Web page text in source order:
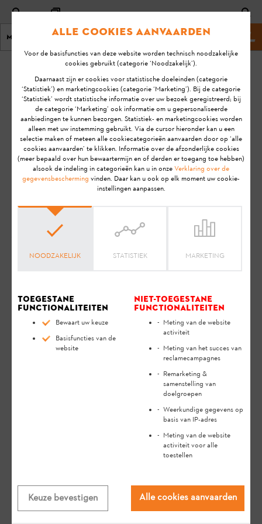
Menu Stihl website
FAQ - Snoeischaren,
snoeizagen,
takkenscharen en
takkenzagen
Hier vind je de nodige informatie over snoeischaren,
snoeizagen, takkenscharen en takkenzagen
Waar kan ik het serienummer van
mijn STIHL apparaat vinden?
FAQ Bediening
Alle cookies aanvaarden
Voor de basisfuncties van deze website worden technisch noodzakelijke
cookies gebruikt (categorie ‘Noodzakelijk’).
Daarnaast zijn er cookies voor statistische doeleinden (categorie
‘Statistiek’) en marketingcookies (categorie ‘Marketing’). Bij de categorie
‘Statistiek’ wordt statistische informatie over uw bezoek geregistreerd; bij
de categorie ‘Marketing’ ook informatie om u gepersonaliseerde
aanbiedingen te kunnen bezorgen. Statistiek- en marketingcookies worden
alleen met uw instemming gebruikt. Via de cursor hieronder kan u een
selectie maken of meteen alle cookiecategorieën aanvaarden door op ‘alle
cookies aanvaarden’ te klikken. Informatie over de afzonderlijke cookies
(meer bepaald over hun bewaartermijn en of derden er toegang toe hebben)
alsook de indeling in categorieën kan u in onzeVerklaring over de
gegevensbescherming vinden. Daar kan u ook op elk moment uw cookie-
instellingen aanpassen.
NOODZAKELIJK STATISTIEK MARKETING
Toegestane
functionaliteiten
Bewaart uw keuze
Basisfuncties van de
website
Niet-toegestane
functionaliteiten
Meting van de website
activiteit
Meting van het succes van
reclamecampagnes
Remarketing &
samenstelling van
doelgroepen
Weerkundige gegevens op
basis van IP-adres
Meting van de website
activiteit voor alle
toestellen
Keuze bevestigen Alle cookies aanvaarden